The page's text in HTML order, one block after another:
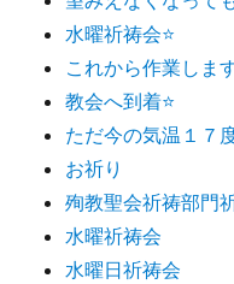
水曜祈祷会⭐️
これから作業しま
教会へ到着⭐️
ただ今の気温１７
お祈り
殉教聖会祈祷部門
水曜祈祷会
水曜日祈祷会